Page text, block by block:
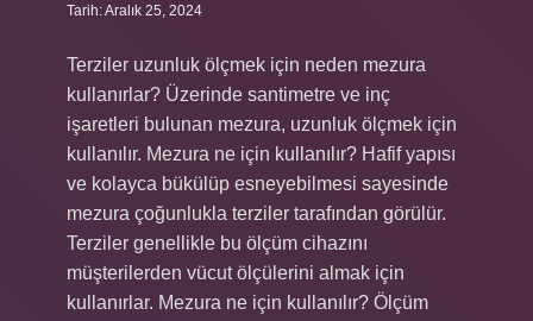
Tarih: Aralık 25, 2024
Terziler uzunluk ölçmek için neden mezura
kullanırlar? Üzerinde santimetre ve inç
işaretleri bulunan mezura, uzunluk ölçmek için
kullanılır. Mezura ne için kullanılır? Hafif yapısı
ve kolayca bükülüp esneyebilmesi sayesinde
mezura çoğunlukla terziler tarafından görülür.
Terziler genellikle bu ölçüm cihazını
müşterilerden vücut ölçülerini almak için
kullanırlar. Mezura ne için kullanılır? Ölçüm